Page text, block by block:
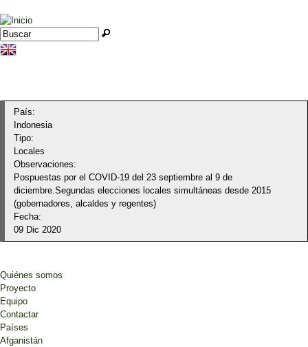
Jump to navigation
Formulario de búsqueda
Buscar
País:
Indonesia
Tipo:
Locales
Observaciones:
Pospuestas por el COVID-19 del 23 septiembre al 9 de
diciembre.Segundas elecciones locales simultáneas desde 2015
(gobernadores, alcaldes y regentes)
Fecha:
09 Dic 2020
Quiénes somos
Proyecto
Equipo
Contactar
Países
Afganistán